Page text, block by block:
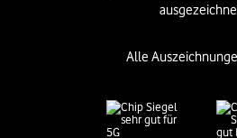
Alle